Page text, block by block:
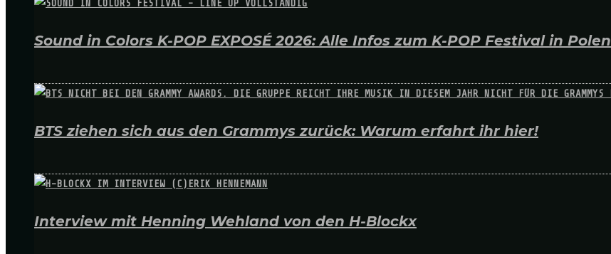
Sound in Colors K-POP EXPOSÉ 2026: Alle Infos zum K-POP Festival in Polen
BTS ziehen sich aus den Grammys zurück: Warum erfahrt ihr hier!
Interview mit Henning Wehland von den H-Blockx